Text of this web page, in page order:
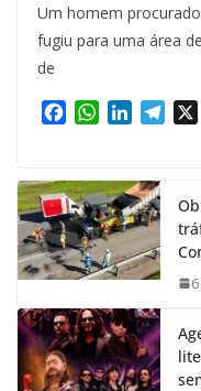
Um homem
fugiu para uma área
de
e
b
o
o
k
W
t
s
A
p
p
k
e
d
I
n
m